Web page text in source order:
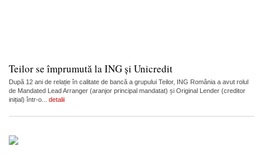
Teilor se împrumută la ING și Unicredit
După 12 ani de relație în calitate de bancă a grupului Teilor, ING România a avut rolul
de Mandated Lead Arranger (aranjor principal mandatat) și Original Lender (creditor
inițial) într-o... detalii